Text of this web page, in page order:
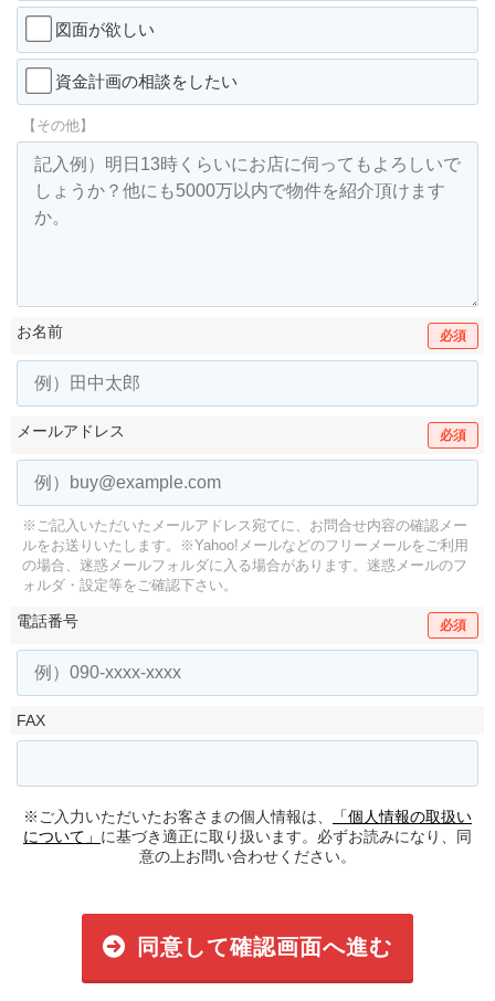
図面が欲しい
資金計画の相談をしたい
【その他】
お名前 必須
メールアドレス 必須
※ご記入いただいたメールアドレス宛てに、お問合せ内容の確認メー
ルをお送りいたします。
※Yahoo!メールなどのフリーメールをご利用
の場合、迷惑メールフォルダに入る場合があります。 迷惑メールのフ
ォルダ・設定等をご確認下さい。
電話番号 必須
FAX
※ご入力いただいたお客さまの個人情報は、
「個人情報の取扱い
について」 に基づき適正に取り扱います。必ずお読みになり、同
意の上お問い合わせください。
同意して確認画面へ進む